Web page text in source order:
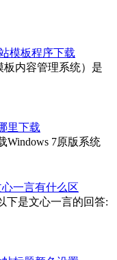
模板程序下载
内容管理系统）是
里下载
Windows 7原版系统
心一言有什么区
下是文心一言的回答: